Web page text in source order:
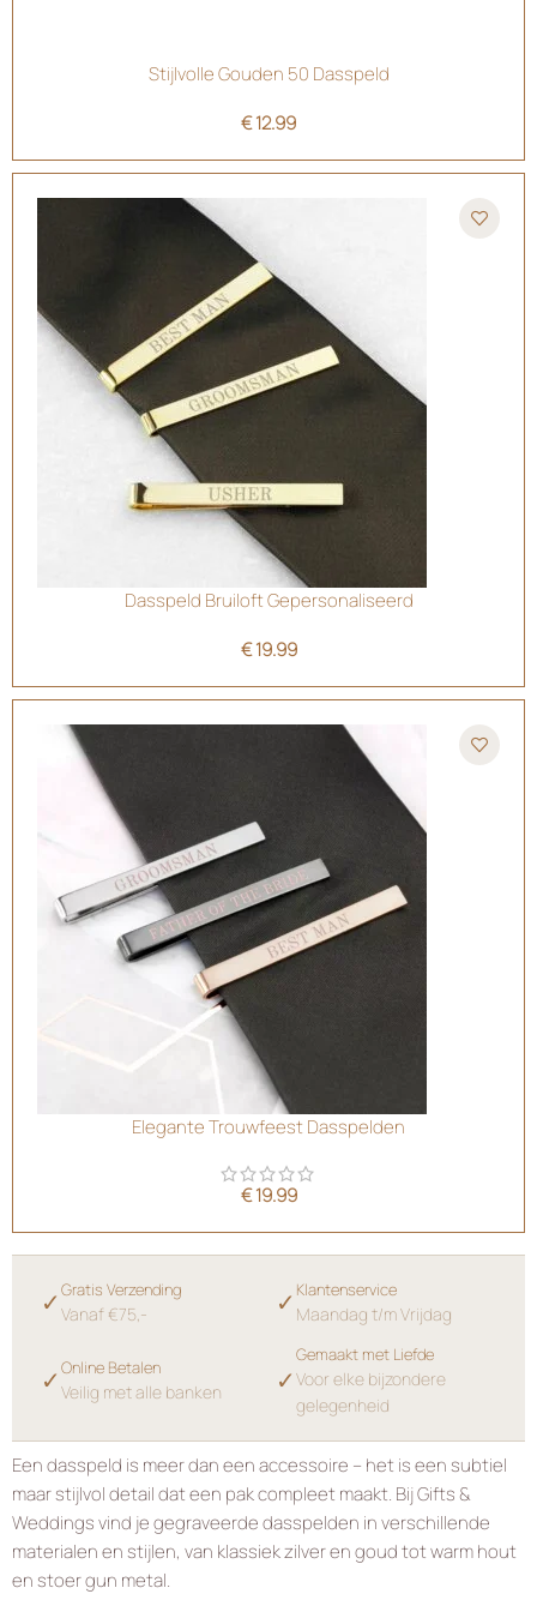
Stijlvolle Gouden 50 Dasspeld
€12.99
Dasspeld Bruiloft Gepersonaliseerd
€19.99
Elegante Trouwfeest Dasspelden
€19.99
✓ Gratis Verzending
Vanaf €75,- ✓ Klantenservice
Maandag t/m Vrijdag
✓ Online Betalen
Veilig met alle banken ✓
Gemaakt met Liefde
Voor elke bijzondere
gelegenheid
Een dasspeld is meer dan een accessoire – het is een subtiel
maar stijlvol detail dat een pak compleet maakt. Bij Gifts &
Weddings vind je gegraveerde dasspelden in verschillende
materialen en stijlen, van klassiek zilver en goud tot warm hout
en stoer gun metal.